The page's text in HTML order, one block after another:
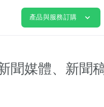
產品與服務訂購 expand_more
媒體、新聞